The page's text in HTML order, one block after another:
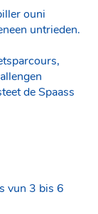
ouni
untrieden.
de Spaass
vun 3 bis 6